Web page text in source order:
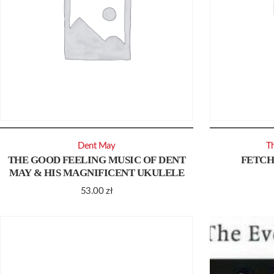
THE GOOD FEELING MUSIC OF DENT
MAY & HIS MAGNIFICENT UKULELE
53.00zł
Dent May